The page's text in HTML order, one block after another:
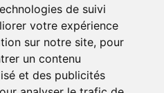
de suivi
votre expérience
sur notre site, pour
un contenu
et des publicités